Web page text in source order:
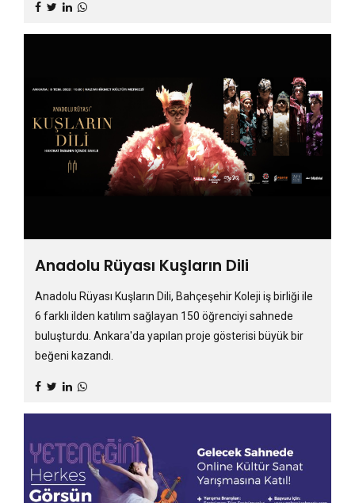
Anadolu Rüyası Kuşların Dili
Anadolu Rüyası Kuşların Dili, Bahçeşehir Koleji iş birliği ile
6 farklı ilden katılım sağlayan 150 öğrenciyi sahnede
buluşturdu. Ankara'da yapılan proje gösterisi büyük bir
beğeni kazandı.